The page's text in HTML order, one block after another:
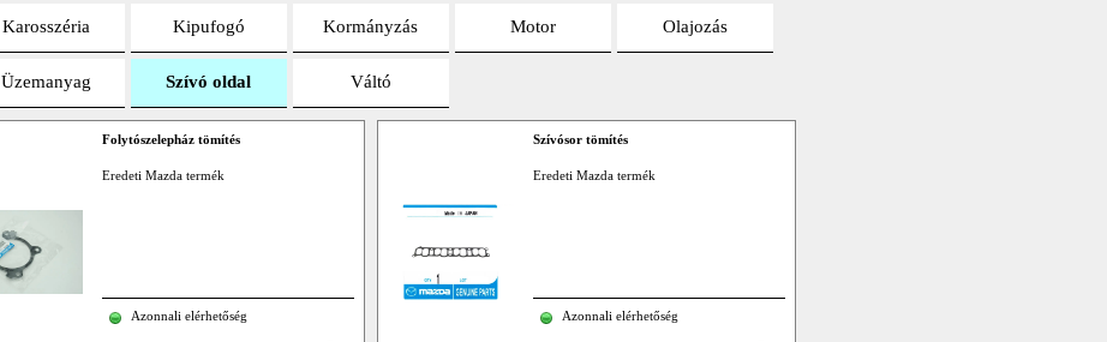
Karosszéria Kipufogó Kormányzás Motor Olajozás
Üzemanyag Szívó oldal Váltó
Folytószelepház tömítés
Eredeti Mazda termék
Azonnali elérhetőség
Szívósor tömítés
Eredeti Mazda termék
Azonnali elérhetőség